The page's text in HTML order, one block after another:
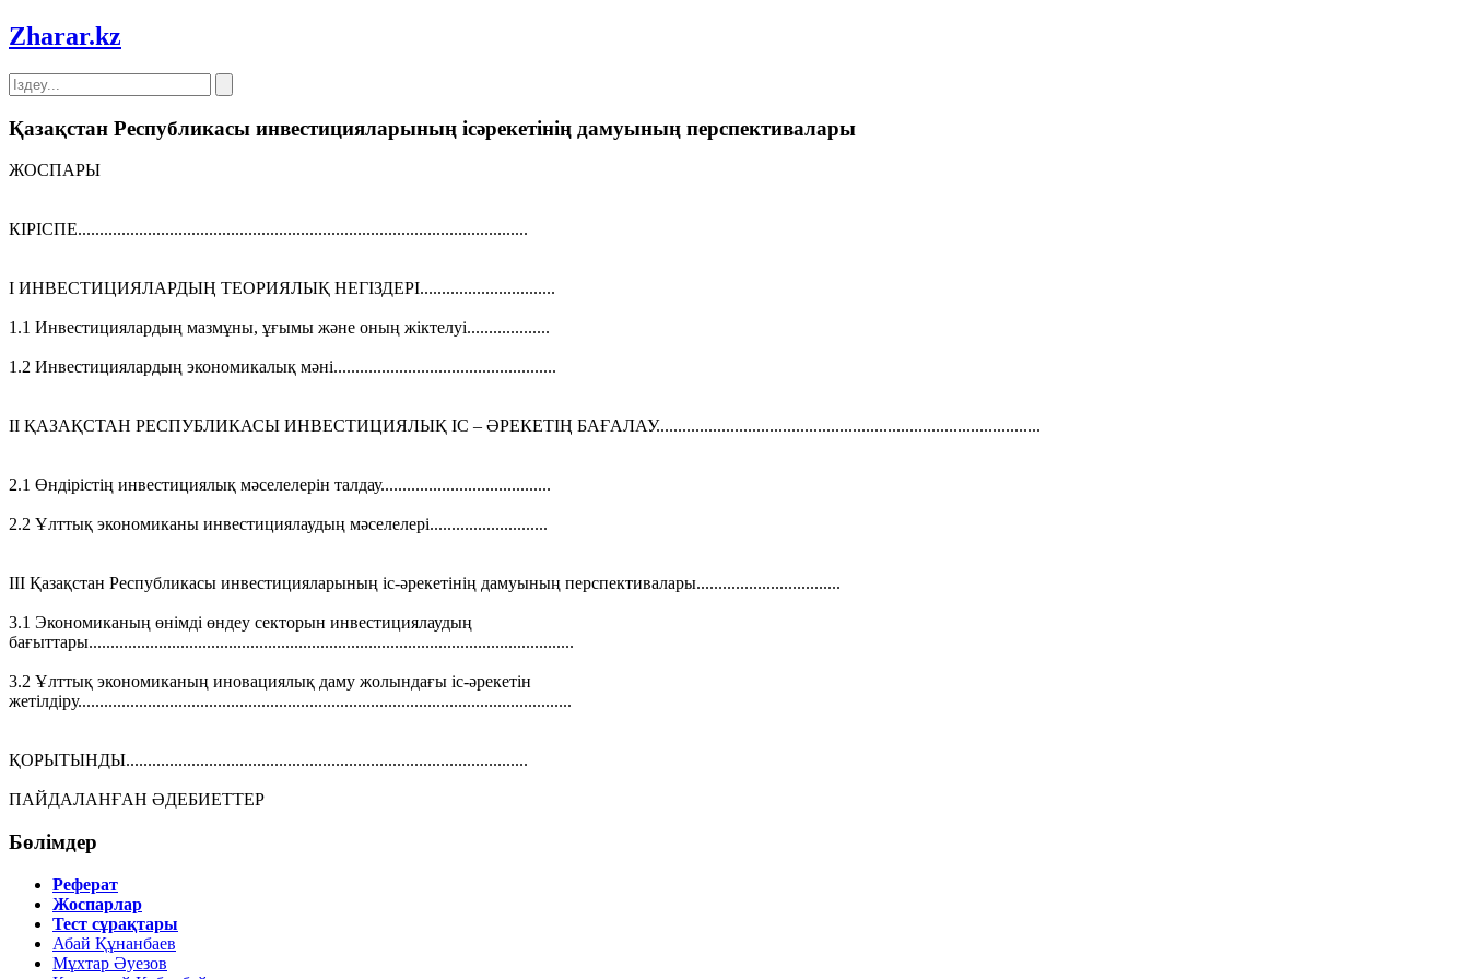
Zharar.kz
Қазақстан Республикасы инвестицияларының ісәрекетінің дамуының перспективалары
ЖОСПАРЫ
КІРІСПЕ.......................................................................................................
І ИНВЕСТИЦИЯЛАРДЫҢ ТЕОРИЯЛЫҚ НЕГІЗДЕРІ...............................
1.1 Инвестициялардың мазмұны, ұғымы және оның жіктелуі...................
1.2 Инвестициялардың экономикалық мәні...................................................
ІІ ҚАЗАҚСТАН РЕСПУБЛИКАСЫ ИНВЕСТИЦИЯЛЫҚ ІС – ӘРЕКЕТІҢ БАҒАЛАУ........................................................................................
2.1 Өндірістің инвестициялық мәселелерін талдау.......................................
2.2 Ұлттық экономиканы инвестициялаудың мәселелері...........................
ІІІ Қазақстан Республикасы инвестицияларының іс-әрекетінің дамуының перспективалары.................................
3.1 Экономиканың өнімді өндеу секторын инвестициялаудың
бағыттары...............................................................................................................
3.2 Ұлттық экономиканың иновациялық даму жолындағы іс-әрекетін
жетілдіру.................................................................................................................
ҚОРЫТЫНДЫ............................................................................................
ПАЙДАЛАНҒАН ӘДЕБИЕТТЕР
Бөлімдер
Реферат
Жоспарлар
Тест сұрақтары
Абай Құнанбаев
Мұхтар Әуезов